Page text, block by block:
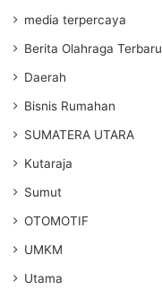
media terpercaya
Berita Olahraga Terbaru
Daerah
Bisnis Rumahan
SUMATERA UTARA
Kutaraja
Sumut
OTOMOTIF
UMKM
Utama